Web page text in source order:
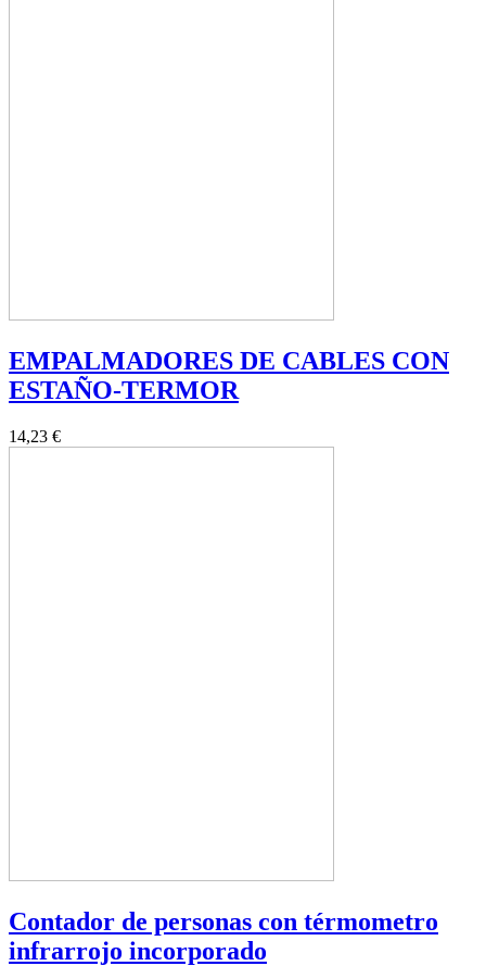
EMPALMADORES DE CABLES CON
ESTAÑO-TERMOR
14,23 €
Contador de personas con térmometro
infrarrojo incorporado